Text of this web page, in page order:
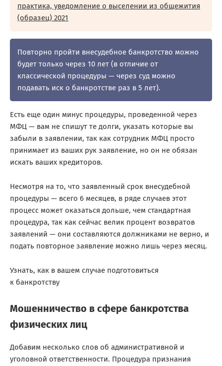
практика, уведомление о выселении из общежития
(образец) 2021
Повторно пройти внесудебное банкротство можно
будет только через 10 лет (в отличие от
классической процедуры — через суд можно
подавать иск о банкротстве раз в 5 лет).
Есть еще один минус процедуры, проведенной через
МФЦ — вам не спишут те долги, указать которые вы
забыли в заявлении, так как сотрудник МФЦ просто
принимает из ваших рук заявление, но он не обязан
искать ваших кредиторов.
Несмотря на то, что заявленный срок внесудебной
процедуры — всего 6 месяцев, в ряде случаев этот
процесс может оказаться дольше, чем стандартная
процедура, так как сейчас велик процент возвратов
заявлений — они составляются должниками не верно, и
подать повторное заявление можно лишь через месяц.
Узнать, как в вашем случае подготовиться
к банкротству
Мошенничество в сфере банкротства
физических лиц
Добавим несколько слов об административной и
уголовной ответственности. Процедура признания